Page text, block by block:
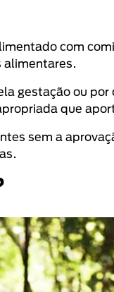
com
alimentares.
gestação ou
que
sem a